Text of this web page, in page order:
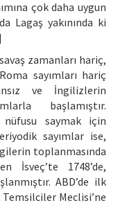
çok daha uygun
Lagaş yakınında ki
zamanları hariç,
sayımları hariç
ve İngilizlerin
başlamıştır.
nüfusu saymak için
sayımlar ise,
toplanmasında
İsveç’te 1748’de,
ABD’de ilk
Temsilciler Meclisi’ne